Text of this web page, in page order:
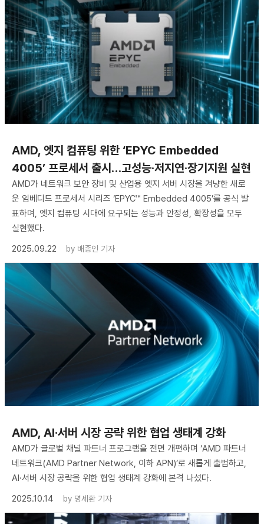
AMD, 엣지 컴퓨팅 위한 ‘EPYC Embedded
4005’ 프로세서 출시…고성능·저지연·장기지원 실현
AMD가 네트워크 보안 장비 및 산업용 엣지 서버 시장을 겨냥한 새로
운 임베디드 프로세서 시리즈 ‘EPYC™ Embedded 4005’를 공식 발
표하며, 엣지 컴퓨팅 시대에 요구되는 성능과 안정성, 확장성을 모두
실현했다.
2025.09.22
by 배종인 기자
AMD, AI·서버 시장 공략 위한 협업 생태계 강화
AMD가 글로벌 채널 파트너 프로그램을 전면 개편하며 ‘AMD 파트너
네트워크(AMD Partner Network, 이하 APN)’로 새롭게 출범하고,
AI·서버 시장 공략을 위한 협업 생태계 강화에 본격 나섰다.
2025.10.14
by 명세환 기자